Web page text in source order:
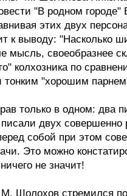
"В родном городе"
этих двух
к выводу: "Насколько
мысль, своеобразнее
колхозника по
тонким "хорошим
только в одном: два
писали двух совершенно
собой при этом
Это можно
не значит!
Шолохов стремился